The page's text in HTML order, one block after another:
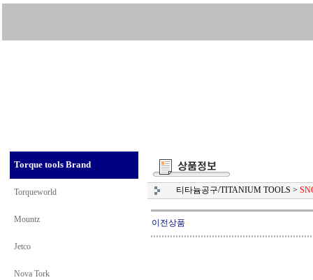
Torque tools Brand
Torqueworld
Mountz
Jetco
Nova Tork
티타늄공구/TITANIUM TOOLS >
이전상품